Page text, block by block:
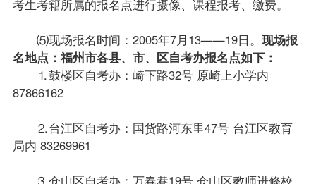
考生考籍所属的报名点进行摄像、课程报考、缴费。
⑸现场报名时间：2005年7月13——19日。 现场报
名地点：福州市各县、市、区自考办报名点如下：
⒈鼓楼区自考办：崎下路32号 原崎上小学内
87866162
⒉台江区自考办：国货路河东里47号 台江区教育
局内 83269961
⒊仓山区自考办：万春巷19号 仓山区教师进修校